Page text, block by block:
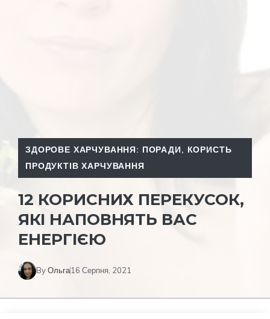
ЗДОРОВЕ ХАРЧУВАННЯ: ПОРАДИ, КОРИСТЬ
ПРОДУКТІВ ХАРЧУВАННЯ
12 КОРИСНИХ ПЕРЕКУСОК,
ЯКІ НАПОВНЯТЬ ВАС
ЕНЕРГІЄЮ
ByОльга16 Серпня, 2021